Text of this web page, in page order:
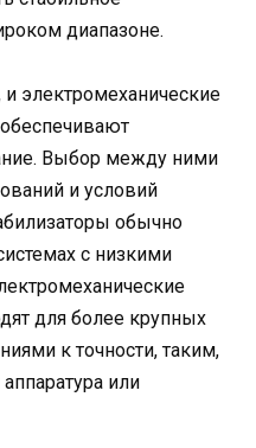
диапазоне.
электромеханические
Выбор между ними
и условий
обычно
с низкими
для более крупных
к точности, таким,
или